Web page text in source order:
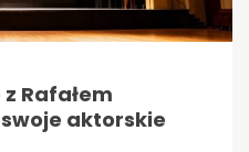
Rafałem
aktorskie